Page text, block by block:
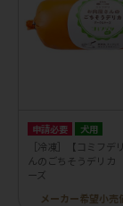
申請必要 犬用
［冷凍］【コミフデ
んのごちそうデリ
ーズ
メーカー希望小売